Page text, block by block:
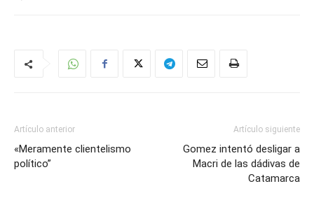
Artículo anterior
«Meramente clientelismo
político”
Artículo siguiente
Gomez intentó desligar a
Macri de las dádivas de
Catamarca